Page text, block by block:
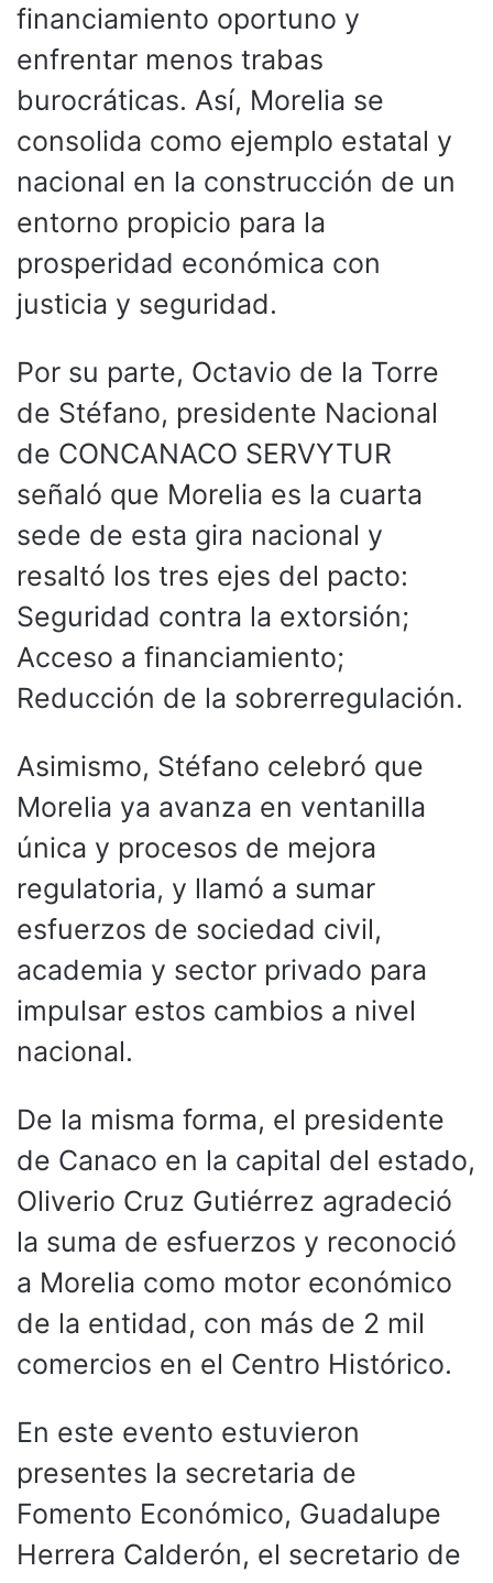
financiamiento oportuno y
enfrentar menos trabas
burocráticas. Así, Morelia se
consolida como ejemplo estatal y
nacional en la construcción de un
entorno propicio para la
prosperidad económica con
justicia y seguridad.
Por su parte, Octavio de la Torre
de Stéfano, presidente Nacional
de CONCANACO SERVYTUR
señaló que Morelia es la cuarta
sede de esta gira nacional y
resaltó los tres ejes del pacto:
Seguridad contra la extorsión;
Acceso a financiamiento;
Reducción de la sobrerregulación.
Asimismo, Stéfano celebró que
Morelia ya avanza en ventanilla
única y procesos de mejora
regulatoria, y llamó a sumar
esfuerzos de sociedad civil,
academia y sector privado para
impulsar estos cambios a nivel
nacional.
De la misma forma, el presidente
de Canaco en la capital del estado,
Oliverio Cruz Gutiérrez agradeció
la suma de esfuerzos y reconoció
a Morelia como motor económico
de la entidad, con más de 2 mil
comercios en el Centro Histórico.
En este evento estuvieron
presentes la secretaria de
Fomento Económico, Guadalupe
Herrera Calderón, el secretario de